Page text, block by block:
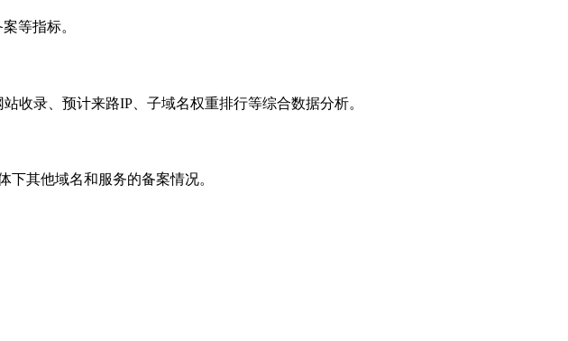
等指标。
收录、预计来路IP、子域名权重排行等综合数据分析。
其他域名和服务的备案情况。